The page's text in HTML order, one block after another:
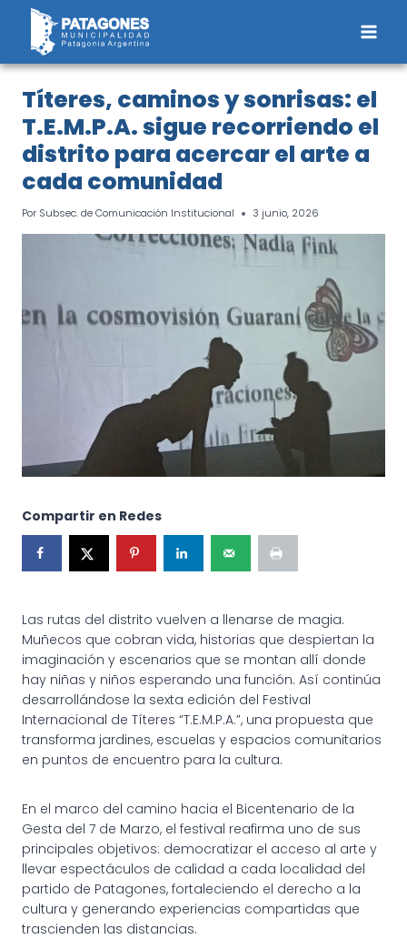
Saltar
contenido
Títeres, caminos y sonrisas: el
T.E.M.P.A. sigue recorriendo el
distrito para acercar el arte a
cada comunidad
Por Subsec. de Comunicación Institucional 3 junio, 2026
Compartir en Redes
Las rutas del distrito vuelven a llenarse de magia.
Muñecos que cobran vida, historias que despiertan la
imaginación y escenarios que se montan allí donde
hay niñas y niños esperando una función. Así continúa
desarrollándose la sexta edición del Festival
Internacional de Títeres “T.E.M.P.A.”, una propuesta que
transforma jardines, escuelas y espacios comunitarios
en puntos de encuentro para la cultura.
En el marco del camino hacia el Bicentenario de la
Gesta del 7 de Marzo, el festival reafirma uno de sus
principales objetivos: democratizar el acceso al arte y
llevar espectáculos de calidad a cada localidad del
partido de Patagones, fortaleciendo el derecho a la
cultura y generando experiencias compartidas que
trascienden las distancias.